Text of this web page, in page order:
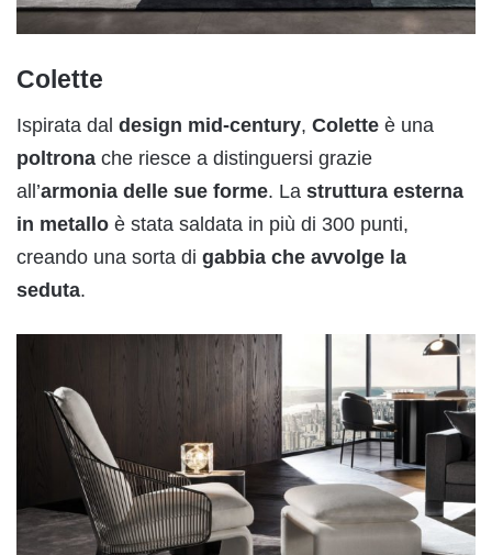
Colette
Ispirata dal design mid-century, Colette è una
poltrona che riesce a distinguersi grazie
all’armonia delle sue forme. La struttura esterna
in metallo è stata saldata in più di 300 punti,
creando una sorta di gabbia che avvolge la
seduta.